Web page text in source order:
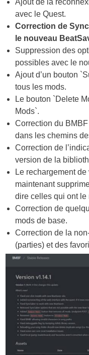
avec le Quest.
Correction de
le nouveau
Suppression des
possibles avec le
Ajout d’un bouton
tous les mods.
Le bouton `Delete
Mods`.
Correction du
dans les chemins
Correction de
version de la
Le rechargement
maintenant
dire celles qui ont le
Correction de
mods de base.
Correction de la
(parties) et des